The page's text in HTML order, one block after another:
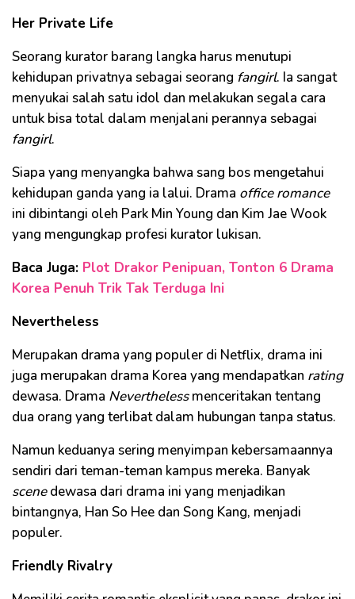
Her Private Life
Seorang kurator barang langka harus menutupi
kehidupan privatnya sebagai seorang fangirl. Ia sangat
menyukai salah satu idol dan melakukan segala cara
untuk bisa total dalam menjalani perannya sebagai
fangirl.
Siapa yang menyangka bahwa sang bos mengetahui
kehidupan ganda yang ia lalui. Drama office romance
ini dibintangi oleh Park Min Young dan Kim Jae Wook
yang mengungkap profesi kurator lukisan.
Baca Juga: Plot Drakor Penipuan, Tonton 6 Drama
Korea Penuh Trik Tak Terduga Ini
Nevertheless
Merupakan drama yang populer di Netflix, drama ini
juga merupakan drama Korea yang mendapatkan rating
dewasa. Drama Neverthelessmenceritakan tentang
dua orang yang terlibat dalam hubungan tanpa status.
Namun keduanya sering menyimpan kebersamaannya
sendiri dari teman-teman kampus mereka. Banyak
scenedewasa dari drama ini yang menjadikan
bintangnya, Han So Hee dan Song Kang, menjadi
populer.
Friendly Rivalry